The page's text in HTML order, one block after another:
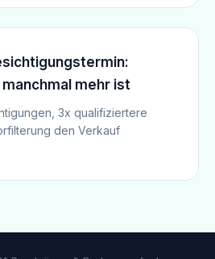
mehr ist
3x qualifiziertere
den Verkauf